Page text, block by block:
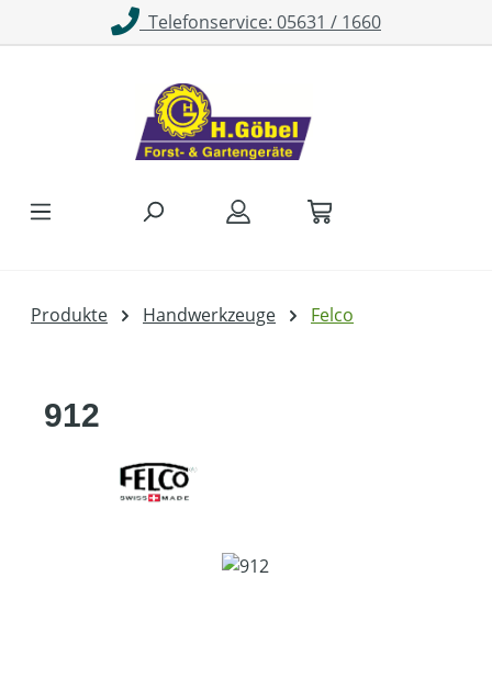
Zum Hauptinhalt springenTelefonservice: 05631 / 1660
Produkte Handwerkzeuge Felco
912
Bildergalerie überspringen